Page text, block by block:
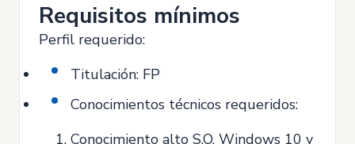
Requisitos mínimos
Perfil requerido:
Titulación: FP
Conocimientos técnicos requeridos:
Conocimiento alto S.O. Windows 10 y